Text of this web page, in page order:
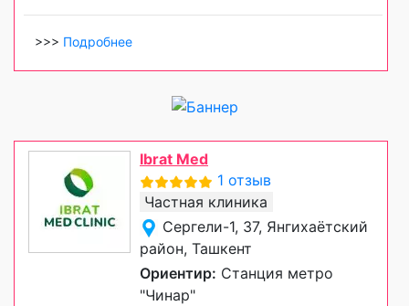
>>> Подробнее
Ibrat Med
1 отзыв
Частная клиника
Сергели-1, 37, Янгихаётский
район, Ташкент
Ориентир: Станция метро
"Чинар"